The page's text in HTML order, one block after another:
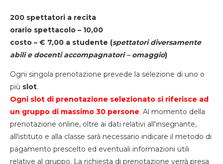
200 spettatori a recita
orario spettacolo – 10,00
costo – € 7,00 a studente (spettatori diversamente
abili e docenti accompagnatori – omaggio)
Ogni singola prenotazione prevede la selezione di uno o
più slot.
Ogni slot di prenotazione selezionato si riferisce ad
un gruppo di massimo 30 persone. Al momento della
prenotazione online, oltre ai dati relativi all'insegnante,
all'istituto e alla classe sarà necessario indicare il metodo di
pagamento prescelto ed eventuali informazioni utili
relative al gruppo. La richiesta di prenotazione verrà presa